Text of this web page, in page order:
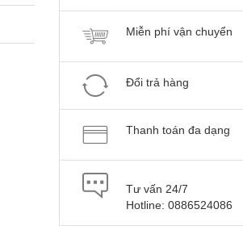
Miễn phí vận chuyển
Đổi trả hàng
Thanh toán đa dạng
Tư vấn 24/7
Hotline: 0886524086